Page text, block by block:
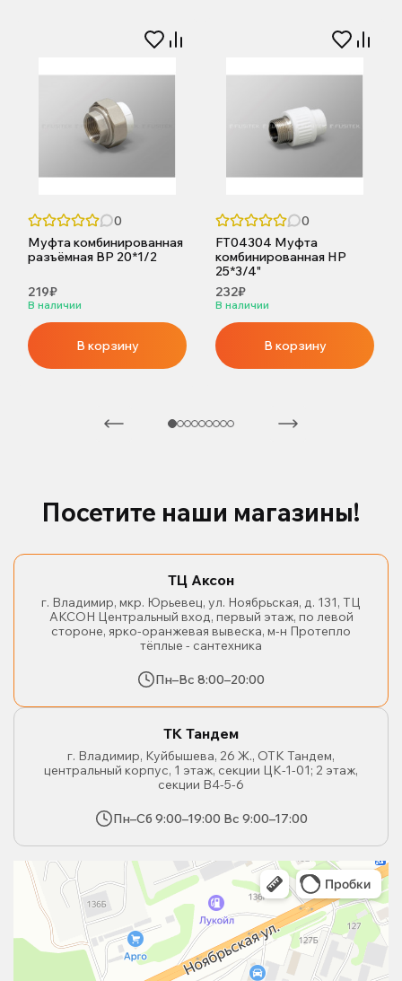
0
Муфта комбинированная
разъёмная ВР 20*1/2
219₽
В наличии
В корзину
0
FT04304 Муфта
комбинированная НР
25*3/4"
232₽
В наличии
В корзину
Посетите наши магазины!
ТЦ Аксон
г. Владимир, мкр. Юрьевец, ул. Ноябрьская, д. 131, ТЦ
АКСОН Центральный вход, первый этаж, по левой
стороне, ярко-оранжевая вывеска, м-н Протепло
тёплые - сантехника
Пн–Вс 8:00–20:00
ТК Тандем
г. Владимир, Куйбышева, 26 Ж., ОТК Тандем,
центральный корпус, 1 этаж, секции ЦК-1-01; 2 этаж,
секции В4-5-6
Пн–Сб 9:00–19:00 Вс 9:00–17:00